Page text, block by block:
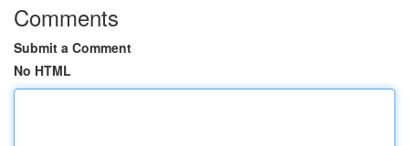
Comments
Submit a Comment
No HTML